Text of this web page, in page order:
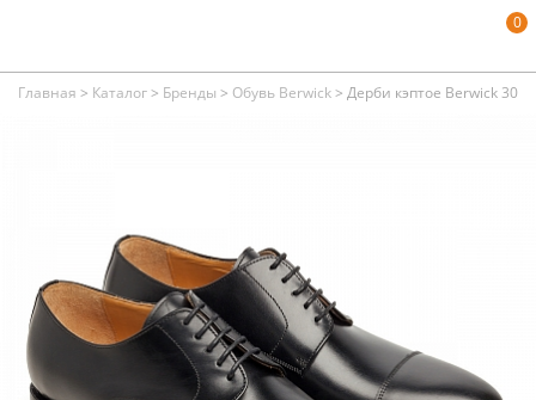
0
Главная > Каталог> Бренды > Обувь Berwick> Дерби кэптое Berwick